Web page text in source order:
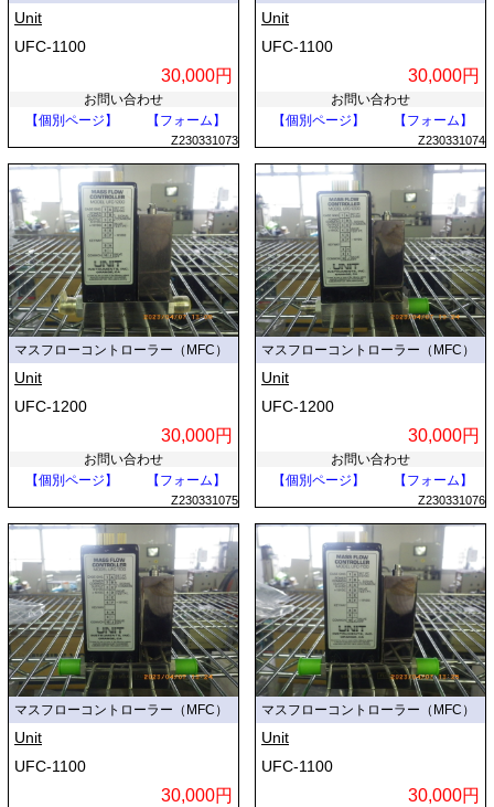
Unit
UFC-1100
30,000円
お問い合わせ
【個別ページ】
【フォーム】
Z230331073
Unit
UFC-1100
30,000円
お問い合わせ
【個別ページ】
【フォーム】
Z230331074
マスフローコントローラー（MFC）
Unit
UFC-1200
30,000円
お問い合わせ
【個別ページ】
【フォーム】
Z230331075
マスフローコントローラー（MFC）
Unit
UFC-1200
30,000円
お問い合わせ
【個別ページ】
【フォーム】
Z230331076
マスフローコントローラー（MFC）
Unit
UFC-1100
30,000円
マスフローコントローラー（MFC）
Unit
UFC-1100
30,000円